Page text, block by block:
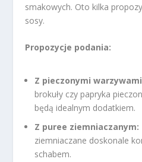
smakowych. Oto kilka
sosy.
Propozycje podania:
Z pieczonymi
brokuły czy papryka
będą idealnym dodatkiem.
Z puree ziemniaczanym:
ziemniaczane doskonale
schabem.